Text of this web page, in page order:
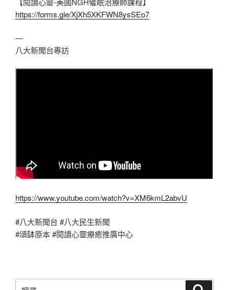
https://forms.gle/XjXh5XKFWN8ysSEo7
—
八大新聞台專訪
https://www.youtube.com/watch?v=XM6kmL2abvU
#八大新聞台 #八大民生新聞
#頌缽原本 #閱讀心靈療癒推廣中心